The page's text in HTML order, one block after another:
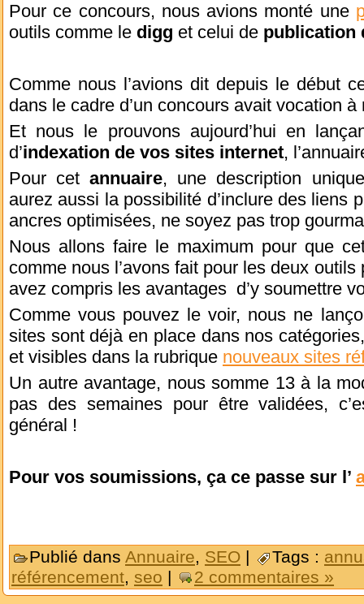
Pour ce concours, nous avions monté une
outils comme le digg et celui de publication
Comme nous l’avions dit depuis le début
dans le cadre d’un concours avait vocation
Et nous le prouvons aujourd’hui en
d’indexation de vos sites internet,
Pour cetannuaire, une description
aurez aussi la possibilité d’inclure des liens
ancres optimisées, ne soyez pas trop
Nous allons faire le maximum pour que
comme nous l’avons fait pour les deux
avez compris les avantages d’y soumettre
Comme vous pouvez le voir, nous ne
sites sont déjà en place dans nos
et visibles dans la rubrique nouveaux sites
Un autre avantage, nous somme 13 à la
pas des semaines pour être validées,
général !
Pour vos soumissions, ça ce passe sur l’
Publié dans Annuaire, SEO | Tags :
référencement, seo | 2 commentaires »